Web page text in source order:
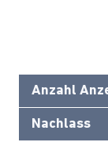
Anzahl
Nachlass